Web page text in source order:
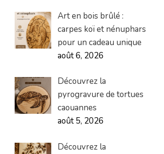
Art en bois brûlé :
carpes koï et nénuphars
pour un cadeau unique
août 6, 2026
Découvrez la
pyrogravure de tortues
caouannes
août 5, 2026
Découvrez la